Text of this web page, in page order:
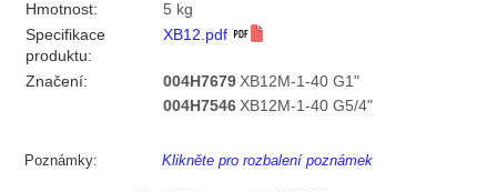
Hmotnost:
5 kg
Specifikace
produktu:
XB12.pdf
Značení: 004H7679 XB12M-1-40 G1"
004H7546 XB12M-1-40 G5/4"
Poznámky: Klikněte pro rozbalení poznámek